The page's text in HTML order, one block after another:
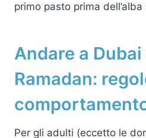
primo pasto prima dell’alba
Andare a
Ramadan:
Per gli adulti (eccetto le